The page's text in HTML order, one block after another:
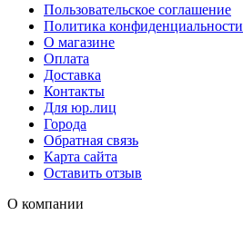
Пользовательское соглашение
Политика конфиденциальности
О магазине
Оплата
Доставка
Контакты
Для юр.лиц
Города
Обратная связь
Карта сайта
Оставить отзыв
О компании